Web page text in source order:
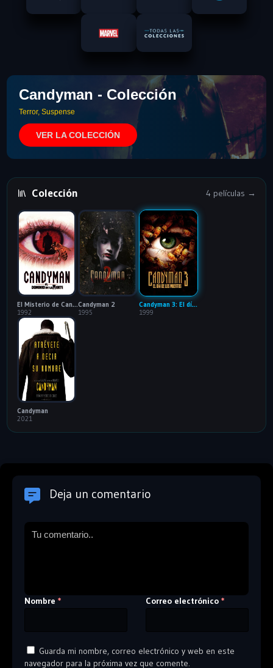
Candyman - Colección
Terror, Suspense
VER LA COLECCIÓN
Colección 4 películas →
El Misterio de Candyman
1992
Candyman 2
1995
Candyman 3: El día de los muertos
1999
Candyman
2021
Deja un comentario
Nombre * Correo electrónico *
Guarda mi nombre, correo electrónico y web en este
navegador para la próxima vez que comente.